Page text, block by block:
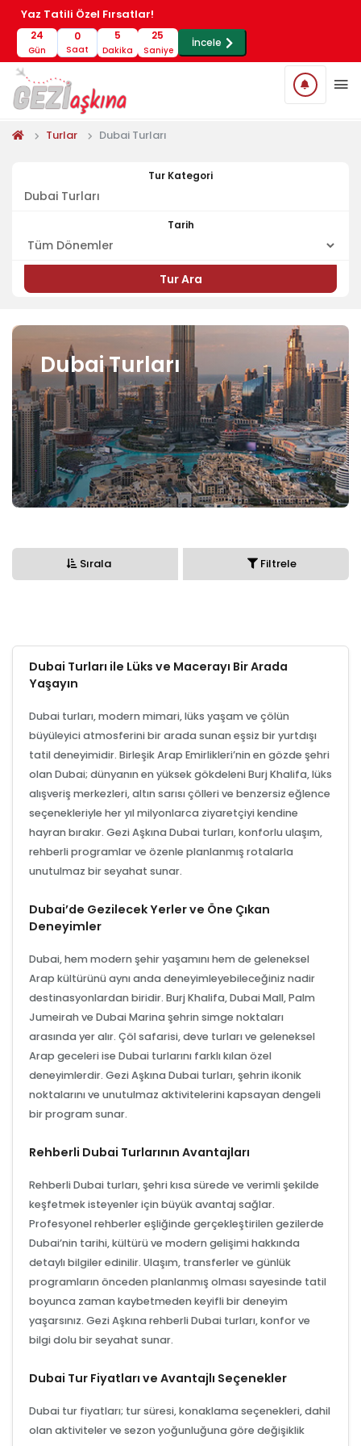
Yaz Tatili Özel Fırsatlar!
24
Gün
0
Saat
5
Dakika
25
Saniye
İncele
Turlar Dubai Turları
Tur Kategori
Tarih
Tur Ara
Dubai Turları
Sırala Filtrele
Dubai Turları ile Lüks ve Macerayı Bir Arada
Yaşayın
Dubai turları, modern mimari, lüks yaşam ve çölün
büyüleyici atmosferini bir arada sunan eşsiz bir yurtdışı
tatil deneyimidir. Birleşik Arap Emirlikleri’nin en gözde şehri
olan Dubai; dünyanın en yüksek gökdeleni Burj Khalifa, lüks
alışveriş merkezleri, altın sarısı çölleri ve benzersiz eğlence
seçenekleriyle her yıl milyonlarca ziyaretçiyi kendine
hayran bırakır. Gezi Aşkına Dubai turları, konforlu ulaşım,
rehberli programlar ve özenle planlanmış rotalarla
unutulmaz bir seyahat sunar.
Dubai’de Gezilecek Yerler ve Öne Çıkan
Deneyimler
Dubai, hem modern şehir yaşamını hem de geleneksel
Arap kültürünü aynı anda deneyimleyebileceğiniz nadir
destinasyonlardan biridir. Burj Khalifa, Dubai Mall, Palm
Jumeirah ve Dubai Marina şehrin simge noktaları
arasında yer alır. Çöl safarisi, deve turları ve geleneksel
Arap geceleri ise Dubai turlarını farklı kılan özel
deneyimlerdir. Gezi Aşkına Dubai turları, şehrin ikonik
noktalarını ve unutulmaz aktivitelerini kapsayan dengeli
bir program sunar.
Rehberli Dubai Turlarının Avantajları
Rehberli Dubai turları, şehri kısa sürede ve verimli şekilde
keşfetmek isteyenler için büyük avantaj sağlar.
Profesyonel rehberler eşliğinde gerçekleştirilen gezilerde
Dubai’nin tarihi, kültürü ve modern gelişimi hakkında
detaylı bilgiler edinilir. Ulaşım, transferler ve günlük
programların önceden planlanmış olması sayesinde tatil
boyunca zaman kaybetmeden keyifli bir deneyim
yaşarsınız. Gezi Aşkına rehberli Dubai turları, konfor ve
bilgi dolu bir seyahat sunar.
Dubai Tur Fiyatları ve Avantajlı Seçenekler
Dubai tur fiyatları; tur süresi, konaklama seçenekleri, dahil
olan aktiviteler ve sezon yoğunluğuna göre değişiklik